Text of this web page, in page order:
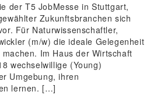
der T5 JobMesse in Stuttgart,
Zukunftsbranchen sich
Für Naturwissenschaftler,
(m/w) die ideale Gelegenheit
Im Haus der Wirtschaft
wechselwillige (Young)
Umgebung, ihren
lernen. […]